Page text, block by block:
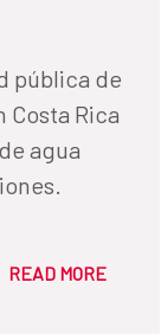
pública de
Costa Rica
agua
READ MORE